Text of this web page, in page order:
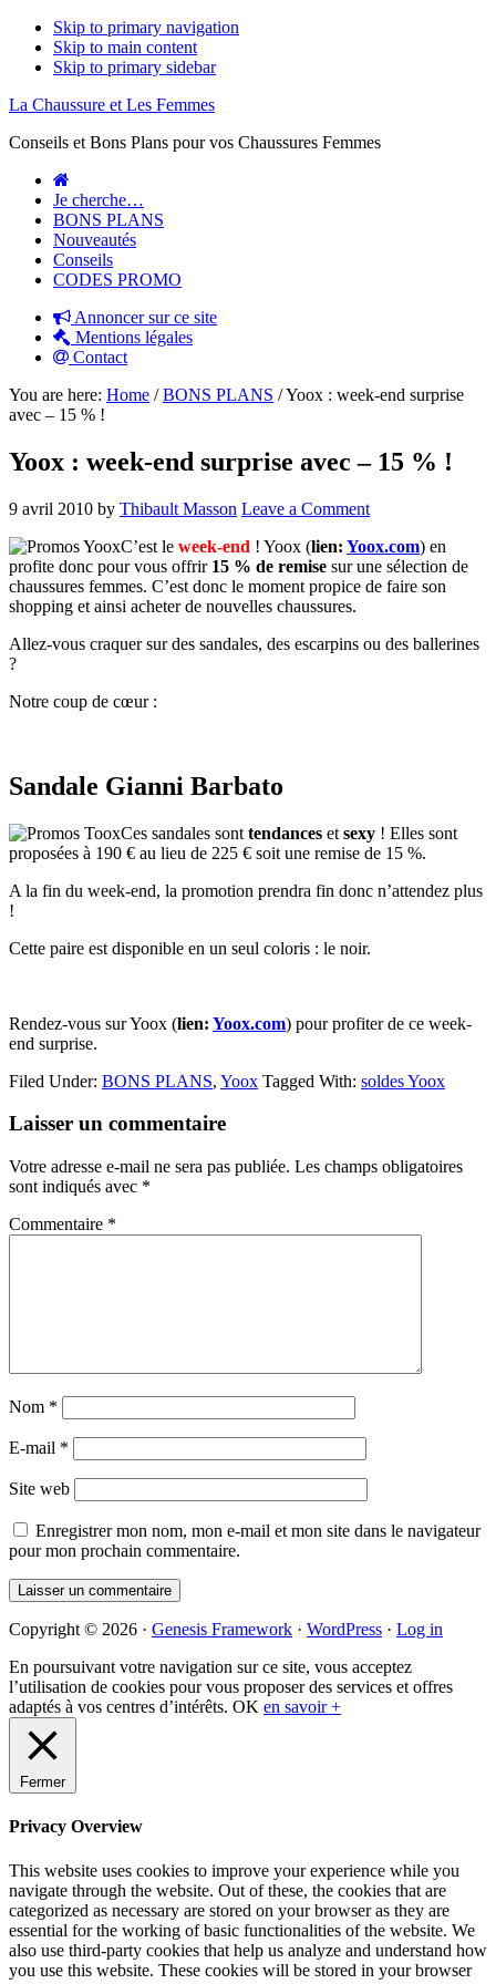
Skip to primary navigation
Skip to main content
Skip to primary sidebar
La Chaussure et Les Femmes
Conseils et Bons Plans pour vos Chaussures Femmes
Je cherche…
BONS PLANS
Nouveautés
Conseils
CODES PROMO
Annoncer sur ce site
Mentions légales
Contact
You are here: Home / BONS PLANS /Yoox : week-end surprise
avec – 15 % !
Yoox : week-end surprise avec – 15 % !
9 avril 2010 by Thibault Masson Leave a Comment
C’est le week-end ! Yoox (lien: Yoox.com) en
profite donc pour vous offrir 15 % de remise sur une sélection de
chaussures femmes. C’est donc le moment propice de faire son
shopping et ainsi acheter de nouvelles chaussures.
Allez-vous craquer sur des sandales, des escarpins ou des ballerines
?
Notre coup de cœur :
Sandale Gianni Barbato
Ces sandales sont tendances et sexy ! Elles sont
proposées à 190 € au lieu de 225 € soit une remise de 15 %.
A la fin du week-end, la promotion prendra fin donc n’attendez plus
!
Cette paire est disponible en un seul coloris : le noir.
Rendez-vous sur Yoox (lien: Yoox.com) pour profiter de ce week-
end surprise.
Filed Under: BONS PLANS, Yoox Tagged With: soldes Yoox
Reader
Laisser un commentaire
Votre adresse e-mail ne sera pas publiée. Les champs obligatoires
sont indiqués avec *
Commentaire *
Nom *
E-mail *
Site web
Enregistrer mon nom, mon e-mail et mon site dans le navigateur
pour mon prochain commentaire.
Primary
Sidebar
Copyright © 2026 · Genesis Framework · WordPress · Log in
En poursuivant votre navigation sur ce site, vous acceptez
l’utilisation de cookies pour vous proposer des services et offres
adaptés à vos centres d’intérêts. OK en savoir +
Fermer
Privacy Overview
This website uses cookies to improve your experience while you
navigate through the website. Out of these, the cookies that are
categorized as necessary are stored on your browser as they are
essential for the working of basic functionalities of the website. We
also use third-party cookies that help us analyze and understand how
you use this website. These cookies will be stored in your browser